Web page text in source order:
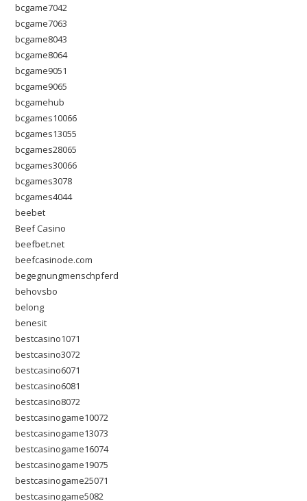
bcgame7042
bcgame7063
bcgame8043
bcgame8064
bcgame9051
bcgame9065
bcgamehub
bcgames10066
bcgames13055
bcgames28065
bcgames30066
bcgames3078
bcgames4044
beebet
Beef Casino
beefbet.net
beefcasinode.com
begegnungmenschpferd
behovsbo
belong
benesit
bestcasino1071
bestcasino3072
bestcasino6071
bestcasino6081
bestcasino8072
bestcasinogame10072
bestcasinogame13073
bestcasinogame16074
bestcasinogame19075
bestcasinogame25071
bestcasinogame5082